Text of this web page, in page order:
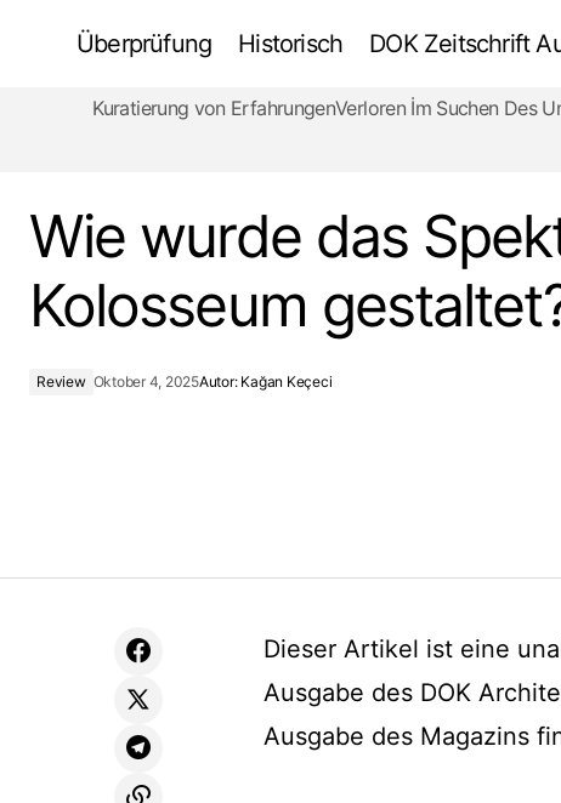
Überprüfung Historisch DOK Zeitschrift
Tōrō – Laternen, die zuhören -09/25
Kuratierung von ErfahrungenVerloren İm Suchen Des
Wie wurde das
Kolosseum
Review Oktober 4, 2025Autor: Kağan Keçeci
Dieser Artikel ist eine
Ausgabe des DOK
Ausgabe des Magazins